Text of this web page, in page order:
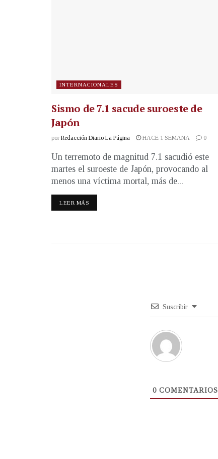
INTERNACIONALES
Sismo de 7.1 sacude suroeste de
Japón
por Redacción Diario La Página HACE 1 SEMANA 0
Un terremoto de magnitud 7.1 sacudió este
martes el suroeste de Japón, provocando al
menos una víctima mortal, más de...
LEER MÁS
Suscribir
0 COMENTARIOS